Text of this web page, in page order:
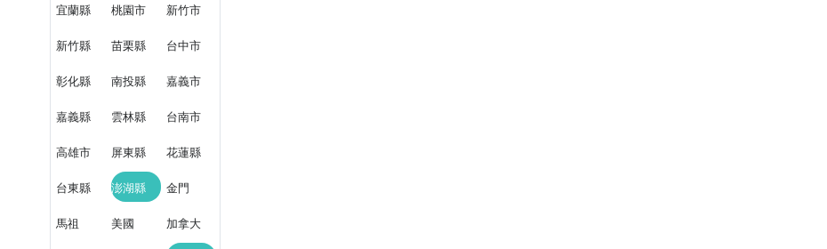
宜蘭縣 桃園市 新竹市
新竹縣 苗栗縣 台中市
彰化縣 南投縣 嘉義市
嘉義縣 雲林縣 台南市
高雄市 屏東縣 花蓮縣
台東縣 澎湖縣 金門
馬祖 美國 加拿大